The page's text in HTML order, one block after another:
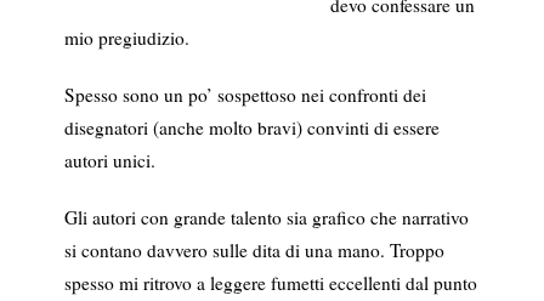
mio pregiudizio.
Spesso sono un po’ sospettoso nei confronti dei
disegnatori (anche molto bravi) convinti di essere
autori unici.
Gli autori con grande talento sia grafico che narrativo
si contano davvero sulle dita di una mano. Troppo
spesso mi ritrovo a leggere fumetti eccellenti dal punto